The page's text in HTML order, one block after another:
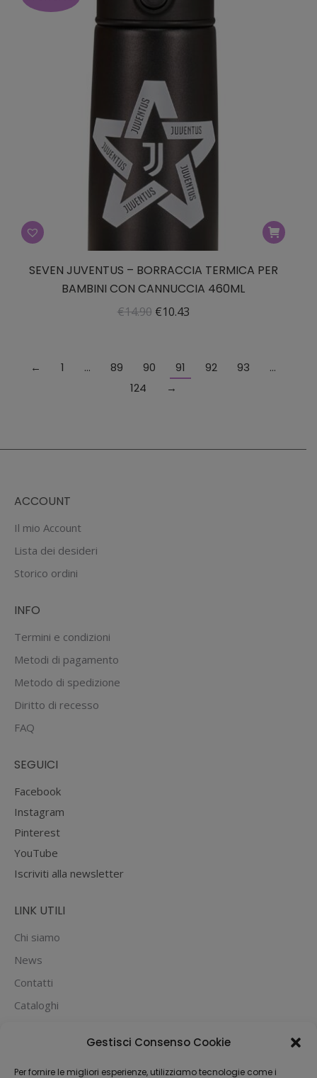
Gestisci Consenso Cookie
Per fornire le migliori esperienze, utilizziamo tecnologie come i
€13.93.
SEVEN JUVENTUS – BORRACCIA TERMICA PER
BAMBINI CON CANNUCCIA 460ML
€14.90 Il
era:
€14.90.
€10.43Il
← 1 … 89 90 91 92 93
…
124
→
ACCOUNT
Il mio Account
Lista dei desideri
Storico ordini
INFO
Termini e condizioni
Metodi di pagamento
Metodo di spedizione
Diritto di recesso
FAQ
SEGUICI
Facebook
Instagram
Pinterest
YouTube
Iscriviti alla newsletter
LINK UTILI
Chi siamo
News
Contatti
Cataloghi
PUOI PAGARE CON: